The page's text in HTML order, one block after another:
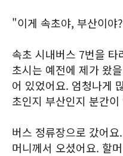
"이게 속초야, 부산이야
속초 시내버스 7번을
초시는 예전에 제가 왔
어 있었어요. 엄청나게
초인지 부산인지 분간
버스 정류장으로 갔어
머니께서 오셨어요. 할